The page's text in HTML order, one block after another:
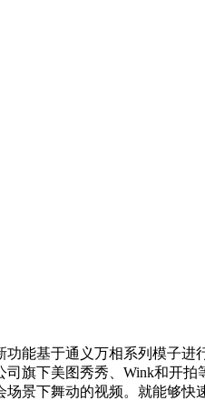
基于通义万相系列模子进
旗下美图秀秀、Wink和开
景下舞动的视频。就能够